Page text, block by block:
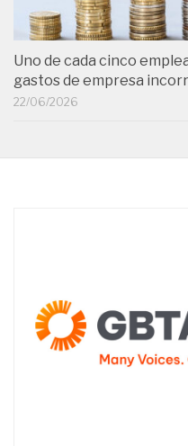
Uno de cada cinco
gastos de empresa
22/06/2026